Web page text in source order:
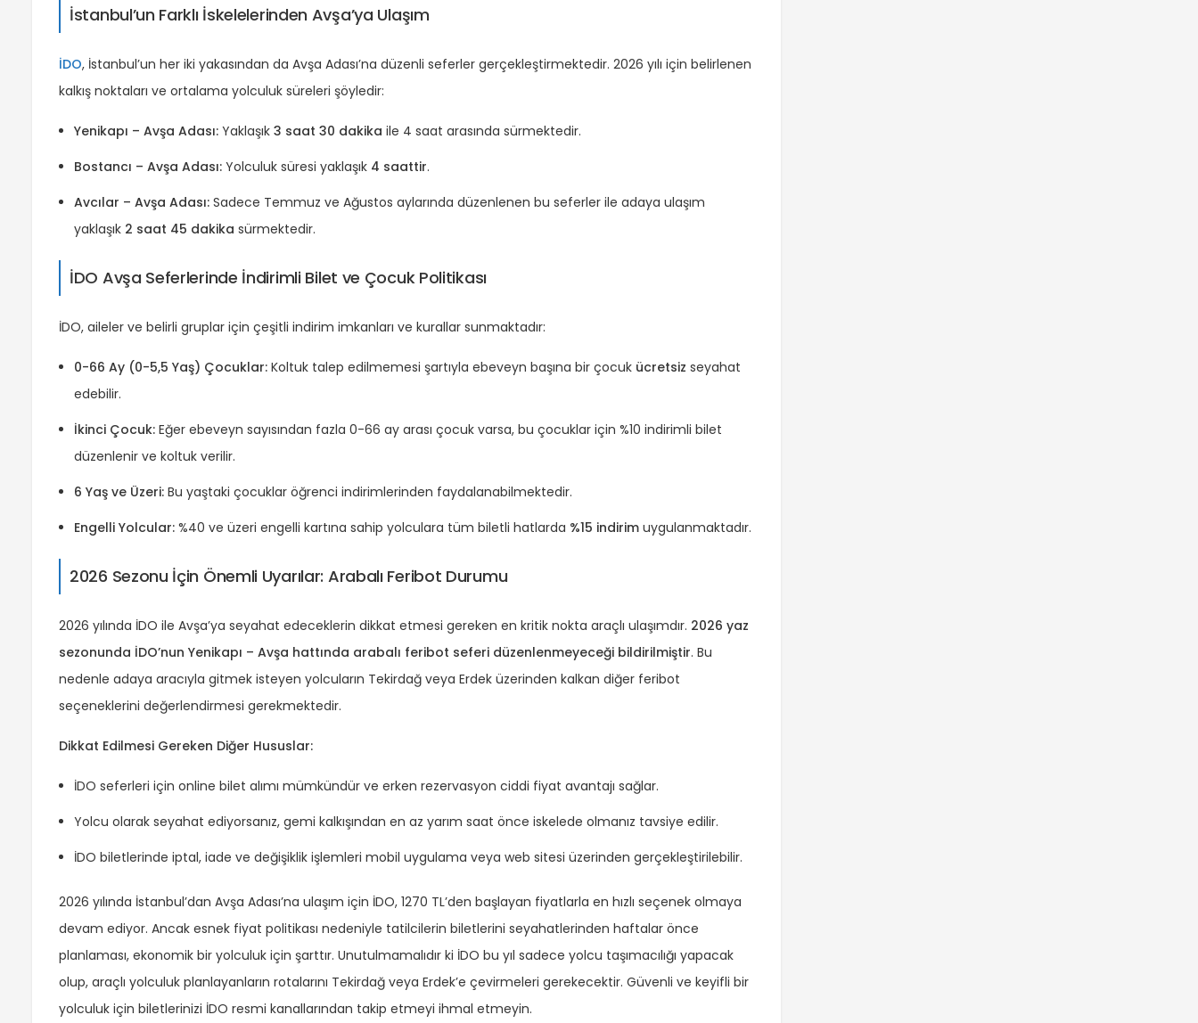
İstanbul’un Farklı İskelelerinden Avşa’ya Ulaşım
İDO, İstanbul’un her iki yakasından da Avşa Adası’na düzenli seferler gerçekleştirmektedir. 2026 yılı için belirlenen
kalkış noktaları ve ortalama yolculuk süreleri şöyledir:
Yenikapı – Avşa Adası: Yaklaşık 3 saat 30 dakika ile 4 saat arasında sürmektedir.
Bostancı – Avşa Adası: Yolculuk süresi yaklaşık 4 saattir.
Avcılar – Avşa Adası: Sadece Temmuz ve Ağustos aylarında düzenlenen bu seferler ile adaya ulaşım
yaklaşık 2 saat 45 dakika sürmektedir.
İDO Avşa Seferlerinde İndirimli Bilet ve Çocuk Politikası
İDO, aileler ve belirli gruplar için çeşitli indirim imkanları ve kurallar sunmaktadır:
0-66 Ay (0-5,5 Yaş) Çocuklar: Koltuk talep edilmemesi şartıyla ebeveyn başına bir çocuk ücretsiz seyahat
edebilir.
İkinci Çocuk: Eğer ebeveyn sayısından fazla 0-66 ay arası çocuk varsa, bu çocuklar için %10 indirimli bilet
düzenlenir ve koltuk verilir.
6 Yaş ve Üzeri: Bu yaştaki çocuklar öğrenci indirimlerinden faydalanabilmektedir.
Engelli Yolcular: %40 ve üzeri engelli kartına sahip yolculara tüm biletli hatlarda %15 indirim uygulanmaktadır.
2026 Sezonu İçin Önemli Uyarılar: Arabalı Feribot Durumu
2026 yılında İDO ile Avşa’ya seyahat edeceklerin dikkat etmesi gereken en kritik nokta araçlı ulaşımdır. 2026 yaz
sezonunda İDO’nun Yenikapı – Avşa hattında arabalı feribot seferi düzenlenmeyeceği bildirilmiştir. Bu
nedenle adaya aracıyla gitmek isteyen yolcuların Tekirdağ veya Erdek üzerinden kalkan diğer feribot
seçeneklerini değerlendirmesi gerekmektedir.
Dikkat Edilmesi Gereken Diğer Hususlar:
İDO seferleri için online bilet alımı mümkündür ve erken rezervasyon ciddi fiyat avantajı sağlar.
Yolcu olarak seyahat ediyorsanız, gemi kalkışından en az yarım saat önce iskelede olmanız tavsiye edilir.
İDO biletlerinde iptal, iade ve değişiklik işlemleri mobil uygulama veya web sitesi üzerinden gerçekleştirilebilir.
2026 yılında İstanbul’dan Avşa Adası’na ulaşım için İDO, 1270 TL’den başlayan fiyatlarla en hızlı seçenek olmaya
devam ediyor. Ancak esnek fiyat politikası nedeniyle tatilcilerin biletlerini seyahatlerinden haftalar önce
planlaması, ekonomik bir yolculuk için şarttır. Unutulmamalıdır ki İDO bu yıl sadece yolcu taşımacılığı yapacak
olup, araçlı yolculuk planlayanların rotalarını Tekirdağ veya Erdek’e çevirmeleri gerekecektir. Güvenli ve keyifli bir
yolculuk için biletlerinizi İDO resmi kanallarından takip etmeyi ihmal etmeyin.